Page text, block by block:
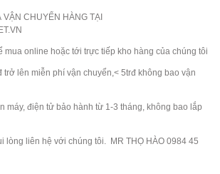
VẬN CHUYỂN HÀNG TẠI
online hoặc tới trực tiếp kho hàng của chúng tôi
miễn phí vận chuyển,< 5trđ không bao vận
điện tử bảo hành từ 1-3 tháng, không bao lắp
liên hệ với chúng tôi. MR THỌ HÀO 0984 45